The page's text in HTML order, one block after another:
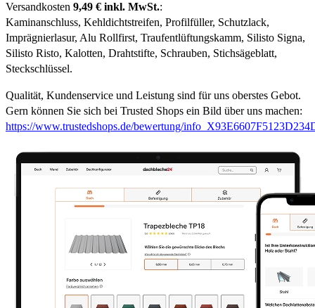
Versandkosten 9,49 € inkl. MwSt.:
Kaminanschluss, Kehldichtstreifen, Profilfüller, Schutzlack,
Imprägnierlasur, Alu Rollfirst, Traufentlüftungskamm, Silisto Signa,
Silisto Risto, Kalotten, Drahtstifte, Schrauben, Stichsägeblatt,
Steckschlüssel.
Qualität, Kundenservice und Leistung sind für uns oberstes Gebot.
Gern können Sie sich bei Trusted Shops ein Bild über uns machen:
https://www.trustedshops.de/bewertung/